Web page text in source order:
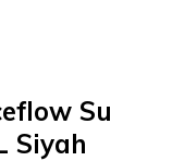
Su
Siyah